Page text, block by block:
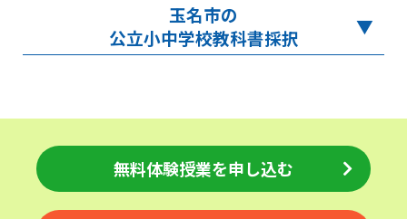
玉名市の
公立小中学校教科書採択
無料体験授業を申し込む